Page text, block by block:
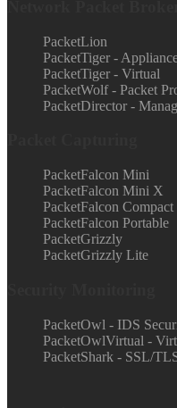
PacketLion
PacketTiger -
PacketTiger - Virtual
PacketWolf - Packet
PacketDirector -
PacketFalcon Mini
PacketFalcon Mini X
PacketFalcon Compact
PacketFalcon Portable
PacketGrizzly
PacketGrizzly Lite
PacketOwl - IDS
PacketOwlVirtual -
PacketShark - SSL/